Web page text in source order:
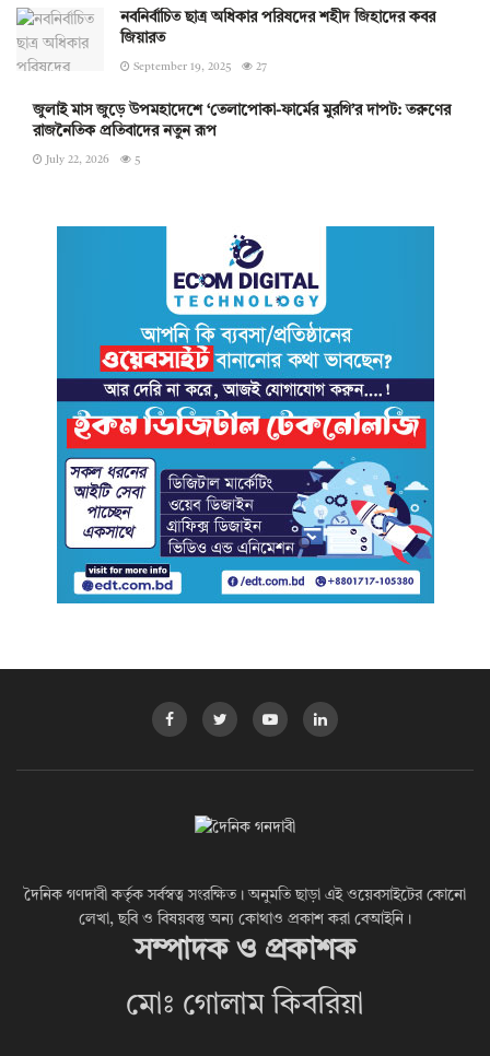
নবনির্বাচিত ছাত্র অধিকার পরিষদের শহীদ জিহাদের কবর
জিয়ারত
September 19, 2025 27
জুলাই মাস জুড়ে উপমহাদেশে ‘তেলাপোকা-ফার্মের মুরগি’র দাপট: তরুণের
রাজনৈতিক প্রতিবাদের নতুন রূপ
July 22, 2026 5
দৈনিক গণদাবী কর্তৃক সর্বস্বত্ব সংরক্ষিত। অনুমতি ছাড়া এই ওয়েবসাইটের কোনো
লেখা, ছবি ও বিষয়বস্তু অন্য কোথাও প্রকাশ করা বেআইনি।
সম্পাদক ও প্রকাশক
মোঃ গোলাম কিবরিয়া